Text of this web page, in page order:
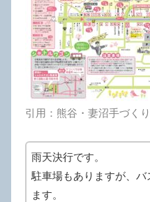
引用：熊谷・妻沼手づく
雨天決行です。
駐車場もありますが、バ
ます。